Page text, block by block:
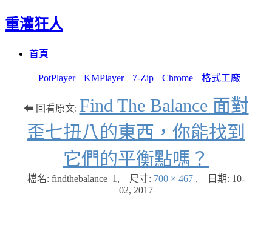
重灌狂人
首頁
PotPlayer KMPlayer 7-Zip Chrome 格式工廠
⬅ 回看原文: Find The Balance 面對
歪七扭八的東西，你能找到
它們的平衡點嗎？
檔名: findthebalance_1 , 尺寸: 700 × 467 , 日期: 10-
02, 2017